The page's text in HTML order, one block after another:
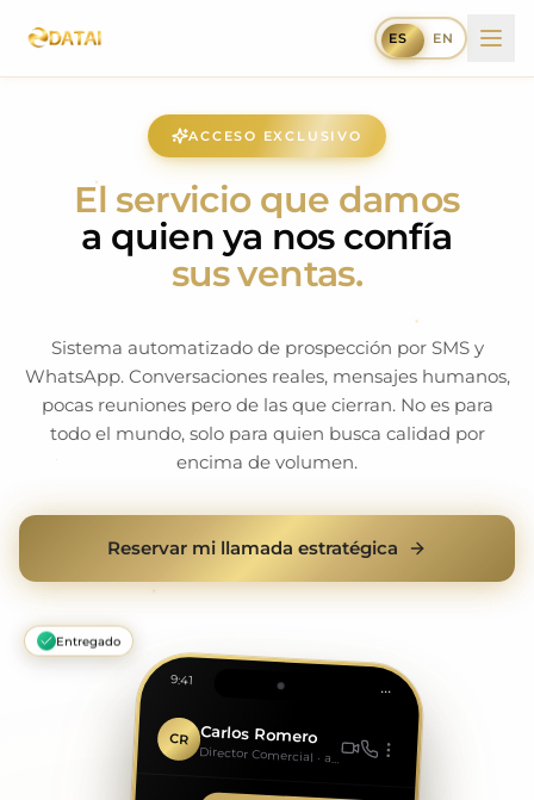
ES EN
ACCESO EXCLUSIVO
El servicio que damos
a quien ya nos confía
sus ventas.
Sistema automatizado de prospección por SMS y
WhatsApp. Conversaciones reales, mensajes humanos,
pocas reuniones pero de las que cierran. No es para
todo el mundo, solo para quien busca calidad por
encima de volumen.
Reservar mi llamada estratégica
Entregado
9:41
•••
CR Carlos Romero
Director Comercial · activo